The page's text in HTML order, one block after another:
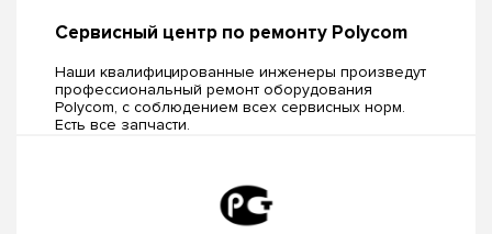
Сервисный центр по ремонту Polycom
Наши квалифицированные инженеры произведут
профессиональный ремонт оборудования
Polycom, c соблюдением всех сервисных норм.
Есть все запчасти.